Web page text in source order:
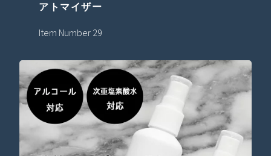
アトマイザー
Item Number 29